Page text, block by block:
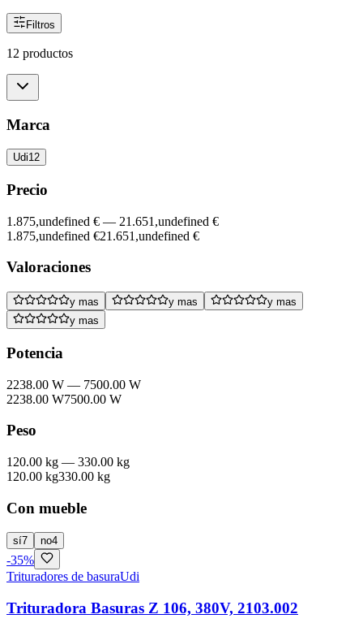
Filtros
12 productos
Marca
Udi12
Precio
1.875,undefined € — 21.651,undefined €
1.875,undefined €21.651,undefined €
Valoraciones
y mas y mas
y mas
y mas
Potencia
2238.00 W — 7500.00 W
2238.00 W7500.00 W
Peso
120.00 kg — 330.00 kg
120.00 kg330.00 kg
Con mueble
sí7 no4
-35%
Trituradores de basuraUdi
Trituradora Basuras Z 106, 380V, 2103.002